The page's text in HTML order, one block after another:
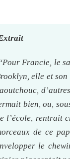
Francie, le
elle et
bien, ou,
l’école, rentrait
de ce
le